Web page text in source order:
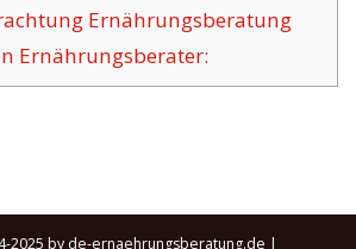
Ernährungsberatung
Ernährungsberater:
2025 by de-ernaehrungsberatung.de |